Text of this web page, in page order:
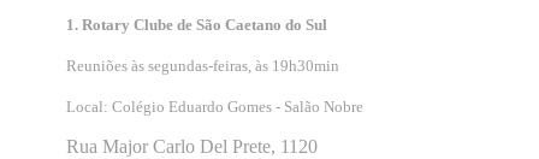
1. Rotary Clube de São Caetano do Sul
Reuniões às segundas-feiras, às 19h30min
Local: Colégio Eduardo Gomes - Salão Nobre
Rua Major Carlo Del Prete, 1120